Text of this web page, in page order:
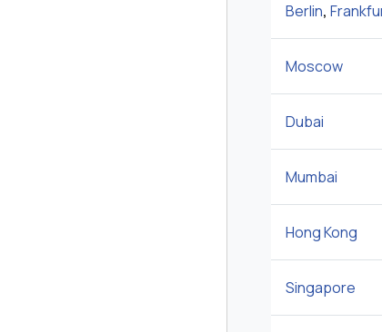
Berlin,
Moscow
Dubai
Mumbai
Hong Kong
Singapore